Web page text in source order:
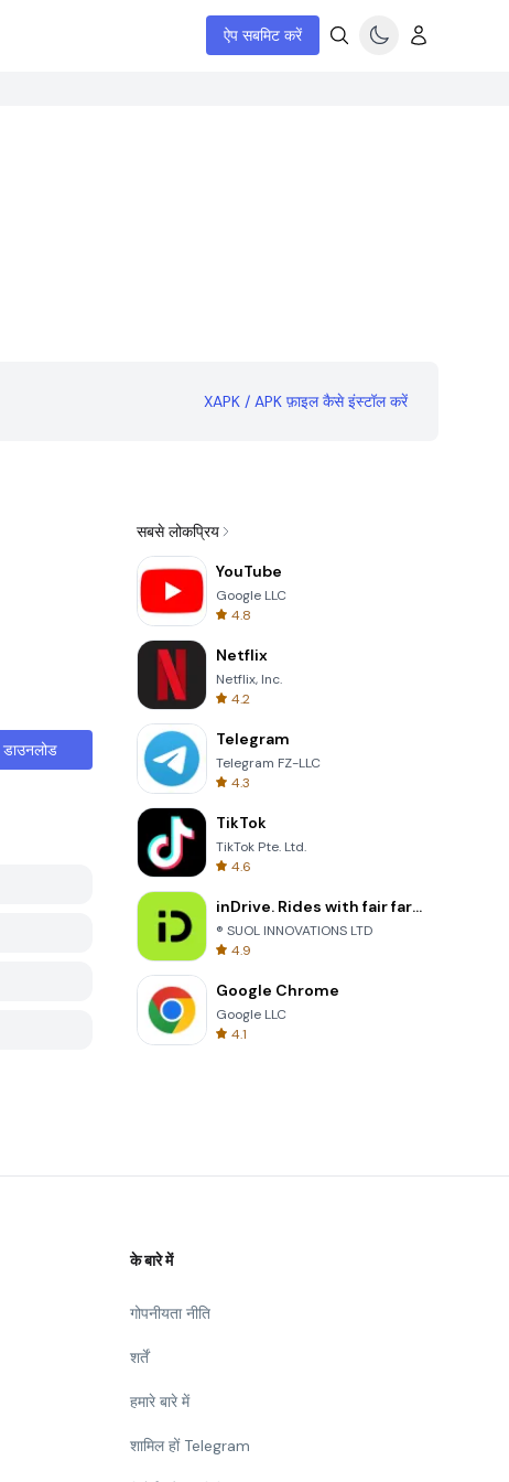
ऐप सबमिट करें
XAPK / APK फ़ाइल कैसे इंस्टॉल करें
डाउनलोड
सबसे लोकप्रिय
YouTube
Google LLC
4.8
Netflix
Netflix, Inc.
4.2
Telegram
Telegram FZ-LLC
4.3
TikTok
TikTok Pte. Ltd.
4.6
inDrive. Rides with fair fares
® SUOL INNOVATIONS LTD
4.9
Google Chrome
Google LLC
4.1
के बारे में
गोपनीयता नीति
शर्तें
हमारे बारे में
शामिल हों Telegram